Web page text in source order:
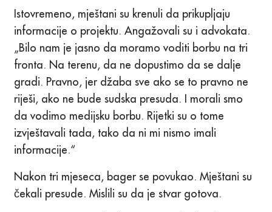
Istovremeno, mještani su krenuli da prikupljaju
informacije o projektu. Angažovali su i advokata.
„Bilo nam je jasno da moramo voditi borbu na tri
fronta. Na terenu, da ne dopustimo da se dalje
gradi. Pravno, jer džaba sve ako se to pravno ne
riješi, ako ne bude sudska presuda. I morali smo
da vodimo medijsku borbu. Rijetki su o tome
izvještavali tada, tako da ni mi nismo imali
informacije.“
Nakon tri mjeseca, bager se povukao. Mještani su
čekali presude. Mislili su da je stvar gotova.